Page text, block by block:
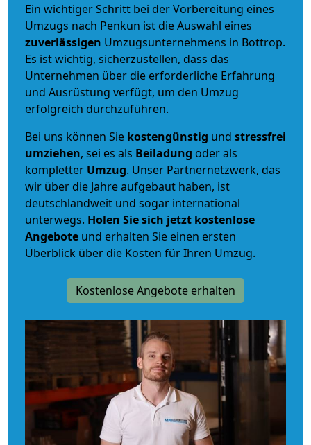
Ein wichtiger Schritt bei der Vorbereitung eines
Umzugs nach Penkun ist die Auswahl eines
zuverlässigen Umzugsunternehmens in Bottrop.
Es ist wichtig, sicherzustellen, dass das
Unternehmen über die erforderliche Erfahrung
und Ausrüstung verfügt, um den Umzug
erfolgreich durchzuführen.
Bei uns können Sie kostengünstig und stressfrei
umziehen, sei es als Beiladung oder als
kompletter Umzug. Unser Partnernetzwerk, das
wir über die Jahre aufgebaut haben, ist
deutschlandweit und sogar international
unterwegs. Holen Sie sich jetzt kostenlose
Angebote und erhalten Sie einen ersten
Überblick über die Kosten für Ihren Umzug.
Kostenlose Angebote erhalten